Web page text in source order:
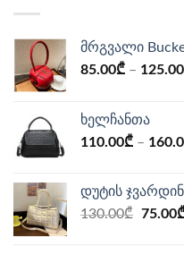
მრგვალი
85.00₾ – 125.00
ხელჩანთა
110.00₾ –
დუტის
130.00₾ 75.00